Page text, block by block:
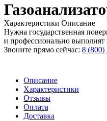
Характеристики Описание
Нужна государственная
и профессионально выполнят
Звоните прямо сейчас: 8 (800)
Описание
Характеристики
Отзывы
Оплата
Доставка